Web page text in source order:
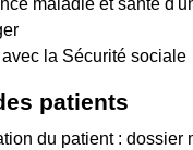
avec la Sécurité sociale
patients
du patient : dossier